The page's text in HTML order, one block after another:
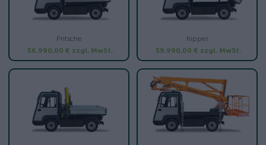
Pritsche
56.990,00 € zzgl. MwSt.
Kipper
59.990,00 € zzgl. MwSt.